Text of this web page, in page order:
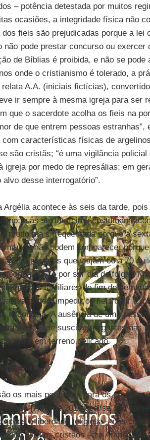
– potência detestada por muitos
ocasiões, a integridade física não
fieis são prejudicadas porque a lei
não pode prestar concurso ou
de Bíblias é proibida, e não se
onde o cristianismo é tolerado, a
A.A. (iniciais fictícias),
ir sempre à mesma igreja para ser
que o sacerdote acolha os fieis na
de que entrem pessoas estranhas”,
características físicas de
são cristãs; “é uma vigilância
igreja por medo de represálias; em
desse interrogatório”.
Argélia acontece às seis da tarde,
e às sextas-feiras costumam
muito mais frequentada porque a
muitos não podem comparecer
(há pessoas que viajam 60 a 70
público por ser dia de folga.”
familiares do fim de
podem impedir os fieis de ir à
escondida. A ausência de uma
pode suscitar perguntas nas
vive em terreno delicado.
os mais perigosos para os cristãos
(AIN) de 2010 analisa 194
à liberdade religiosa – dos
para os cristãos – na Arábia